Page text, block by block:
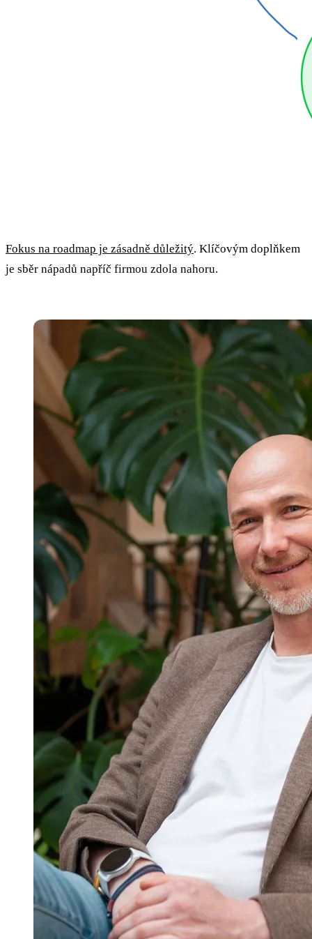
Fokus na roadmap je zásadně důležitý. Klíčovým doplňkem
je sběr nápadů napříč firmou zdola nahoru.